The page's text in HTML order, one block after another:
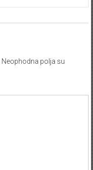
Neophodna polja su